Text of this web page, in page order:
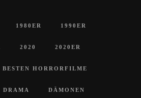
1980ER 1990ER
2020 2020ER
BESTEN HORRORFILME
DRAMA DÄMONEN